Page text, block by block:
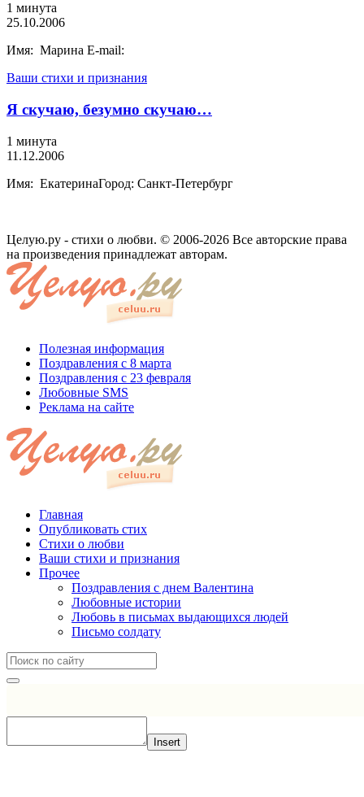
1 минута
25.10.2006
Имя: Марина E-mail:
Ваши стихи и признания
Я скучаю, безумно скучаю…
1 минута
11.12.2006
Имя: ЕкатеринаГород: Санкт-Петербург
Целую.ру - стихи о любви. © 2006-2026 Все авторские права
на произведения принадлежат авторам.
Полезная информация
Поздравления с 8 марта
Поздравления с 23 февраля
Любовные SMS
Реклама на сайте
Главная
Опубликовать стих
Стихи о любви
Ваши стихи и признания
Прочее
Поздравления с днем Валентина
Любовные истории
Любовь в письмах выдающихся людей
Письмо солдату
Insert